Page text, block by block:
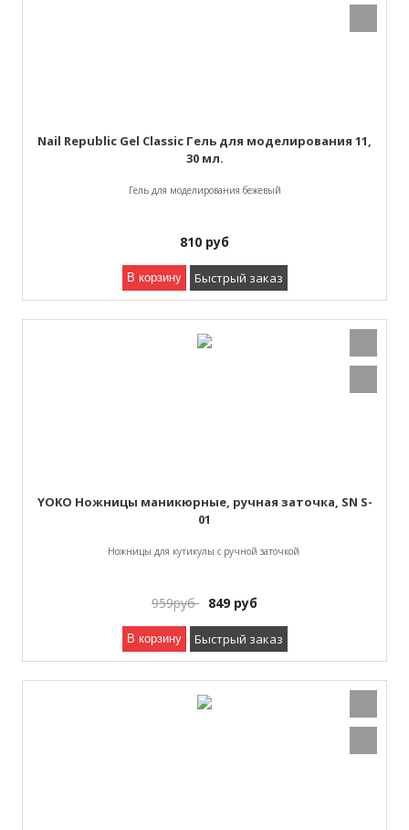
Nail Republic Gel Classic Гель для моделирования 11,
30 мл.
Гель для моделирования бежевый
810 руб
В корзину Быстрый заказ
YOKO Ножницы маникюрные, ручная заточка, SN S-
01
Ножницы для кутикулы c ручной заточкой
959руб 849 руб
В корзину Быстрый заказ